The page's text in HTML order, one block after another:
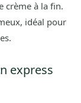
crème à la fin.
idéal pour
express